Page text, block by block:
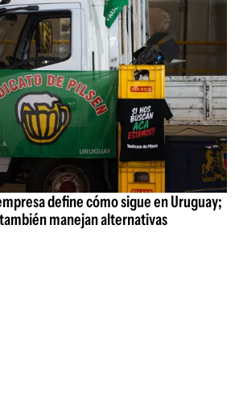
define cómo sigue en Uruguay;
manejan alternativas